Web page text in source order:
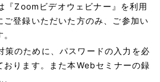
『Zoomビデオウェビナー』を利用
ご登録いただいた方のみ、ご参加い
のために、パスワードの入力を必
おります。また本Webセミナーの録